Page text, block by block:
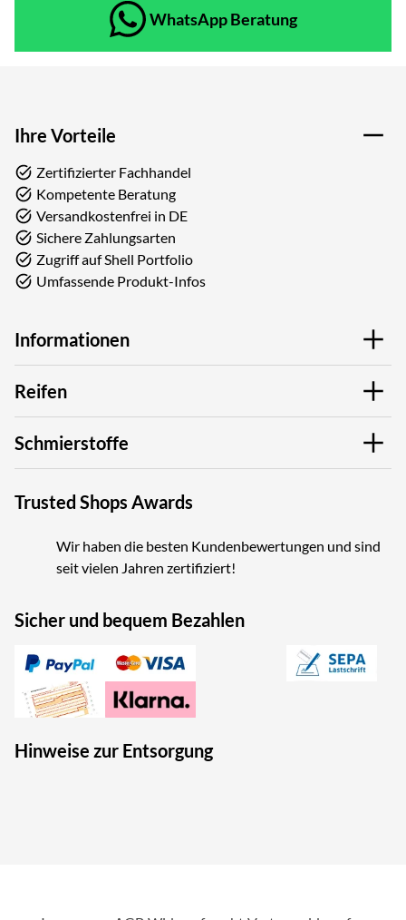
WhatsApp Beratung
Ihre Vorteile
Zertifizierter Fachhandel
Kompetente Beratung
Versandkostenfrei in DE
Sichere Zahlungsarten
Zugriff auf Shell Portfolio
Umfassende Produkt-Infos
Informationen
Reifen
Schmierstoffe
Trusted Shops Awards
Wir haben die besten Kundenbewertungen und sind
seit vielen Jahren zertifiziert!
Sicher und bequem Bezahlen
Hinweise zur Entsorgung